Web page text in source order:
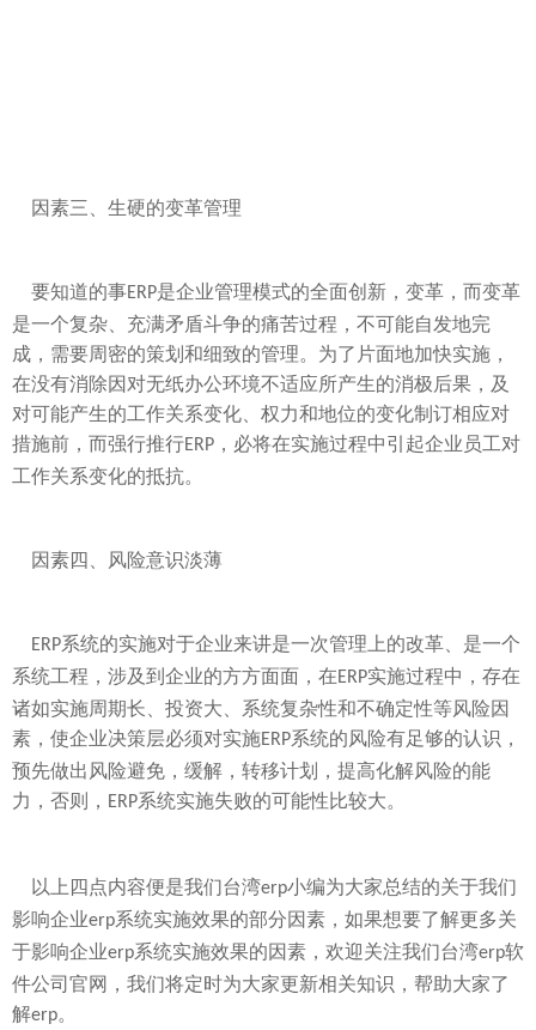
因素三、生硬的变革管理
要知道的事ERP是企业管理模式的全面创新，变革，而变革
是一个复杂、充满矛盾斗争的痛苦过程，不可能自发地完
成，需要周密的策划和细致的管理。为了片面地加快实施，
在没有消除因对无纸办公环境不适应所产生的消极后果，及
对可能产生的工作关系变化、权力和地位的变化制订相应对
措施前，而强行推行ERP ，必将在实施过程中引起企业员工对
工作关系变化的抵抗。
因素四、风险意识淡薄
ERP系统的实施对于企业来讲是一次管理上的改革、是一个
系统工程，涉及到企业的方方面面，在ERP实施过程中，存在
诸如实施周期长、投资大、系统复杂性和不确定性等风险因
素，使企业决策层必须对实施ERP系统的风险有足够的认识，
预先做出风险避免，缓解，转移计划，提高化解风险的能
力，否则， ERP系统实施失败的可能性比较大。
以上四点内容便是我们台湾erp小编为大家总结的关于我们
影响企业erp系统实施效果的部分因素，如果想要了解更多关
于影响企业erp系统实施效果的因素，欢迎关注我们台湾erp软
件公司官网，我们将定时为大家更新相关知识，帮助大家了
解erp。